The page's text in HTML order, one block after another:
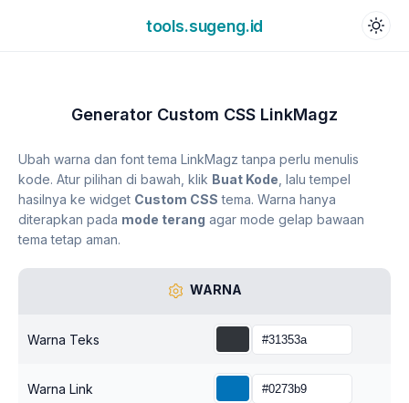
tools.sugeng.id
Generator Custom CSS LinkMagz
Ubah warna dan font tema LinkMagz tanpa perlu menulis
kode. Atur pilihan di bawah, klik Buat Kode , lalu tempel
hasilnya ke widget Custom CSS tema. Warna hanya
diterapkan pada mode terang agar mode gelap bawaan
tema tetap aman.
WARNA
Warna Teks
Warna Link